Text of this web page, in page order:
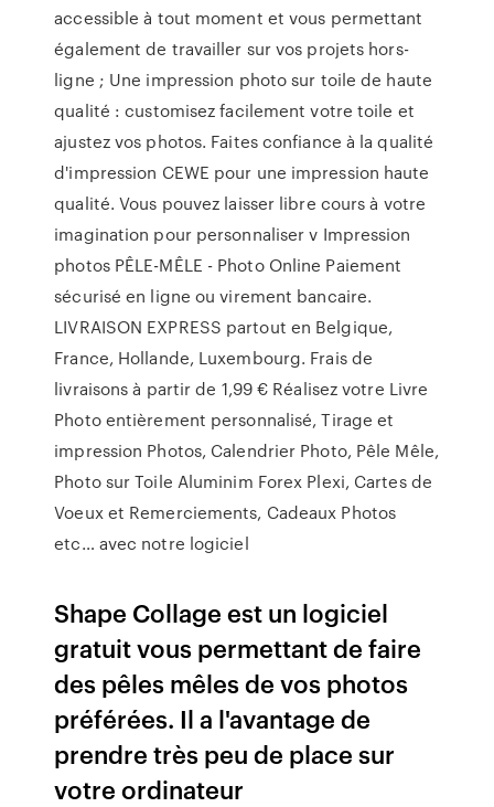
accessible à tout moment et vous permettant
également de travailler sur vos projets hors-
ligne ; Une impression photo sur toile de haute
qualité : customisez facilement votre toile et
ajustez vos photos. Faites confiance à la qualité
d'impression CEWE pour une impression haute
qualité. Vous pouvez laisser libre cours à votre
imagination pour personnaliser v Impression
photos PÊLE-MÊLE - Photo Online Paiement
sécurisé en ligne ou virement bancaire.
LIVRAISON EXPRESS partout en Belgique,
France, Hollande, Luxembourg. Frais de
livraisons à partir de 1,99 € Réalisez votre Livre
Photo entièrement personnalisé, Tirage et
impression Photos, Calendrier Photo, Pêle Mêle,
Photo sur Toile Aluminim Forex Plexi, Cartes de
Voeux et Remerciements, Cadeaux Photos
etc… avec notre logiciel
Shape Collage est un logiciel
gratuit vous permettant de faire
des pêles mêles de vos photos
préférées. Il a l'avantage de
prendre très peu de place sur
votre ordinateur